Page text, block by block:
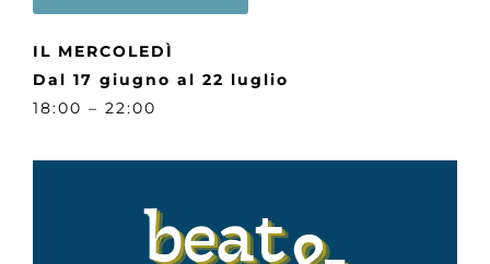
IL MERCOLEDÌ
Dal 17 giugno al 22 luglio
18:00 – 22:00